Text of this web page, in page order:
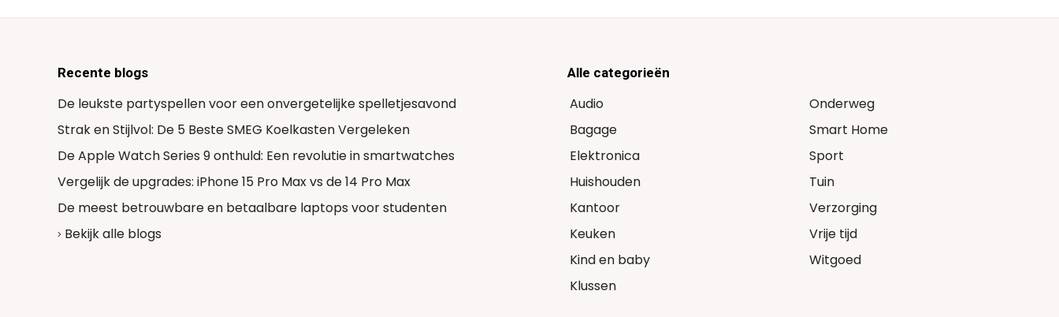
Recente blogs
De leukste partyspellen voor een onvergetelijke spelletjesavond
Strak en Stijlvol: De 5 Beste SMEG Koelkasten Vergeleken
De Apple Watch Series 9 onthuld: Een revolutie in smartwatches
Vergelijk de upgrades: iPhone 15 Pro Max vs de 14 Pro Max
De meest betrouwbare en betaalbare laptops voor studenten
Bekijk alle blogs
Alle categorieën
Audio
Bagage
Elektronica
Huishouden
Kantoor
Keuken
Kind en baby
Klussen
Onderweg
Smart Home
Sport
Tuin
Verzorging
Vrije tijd
Witgoed